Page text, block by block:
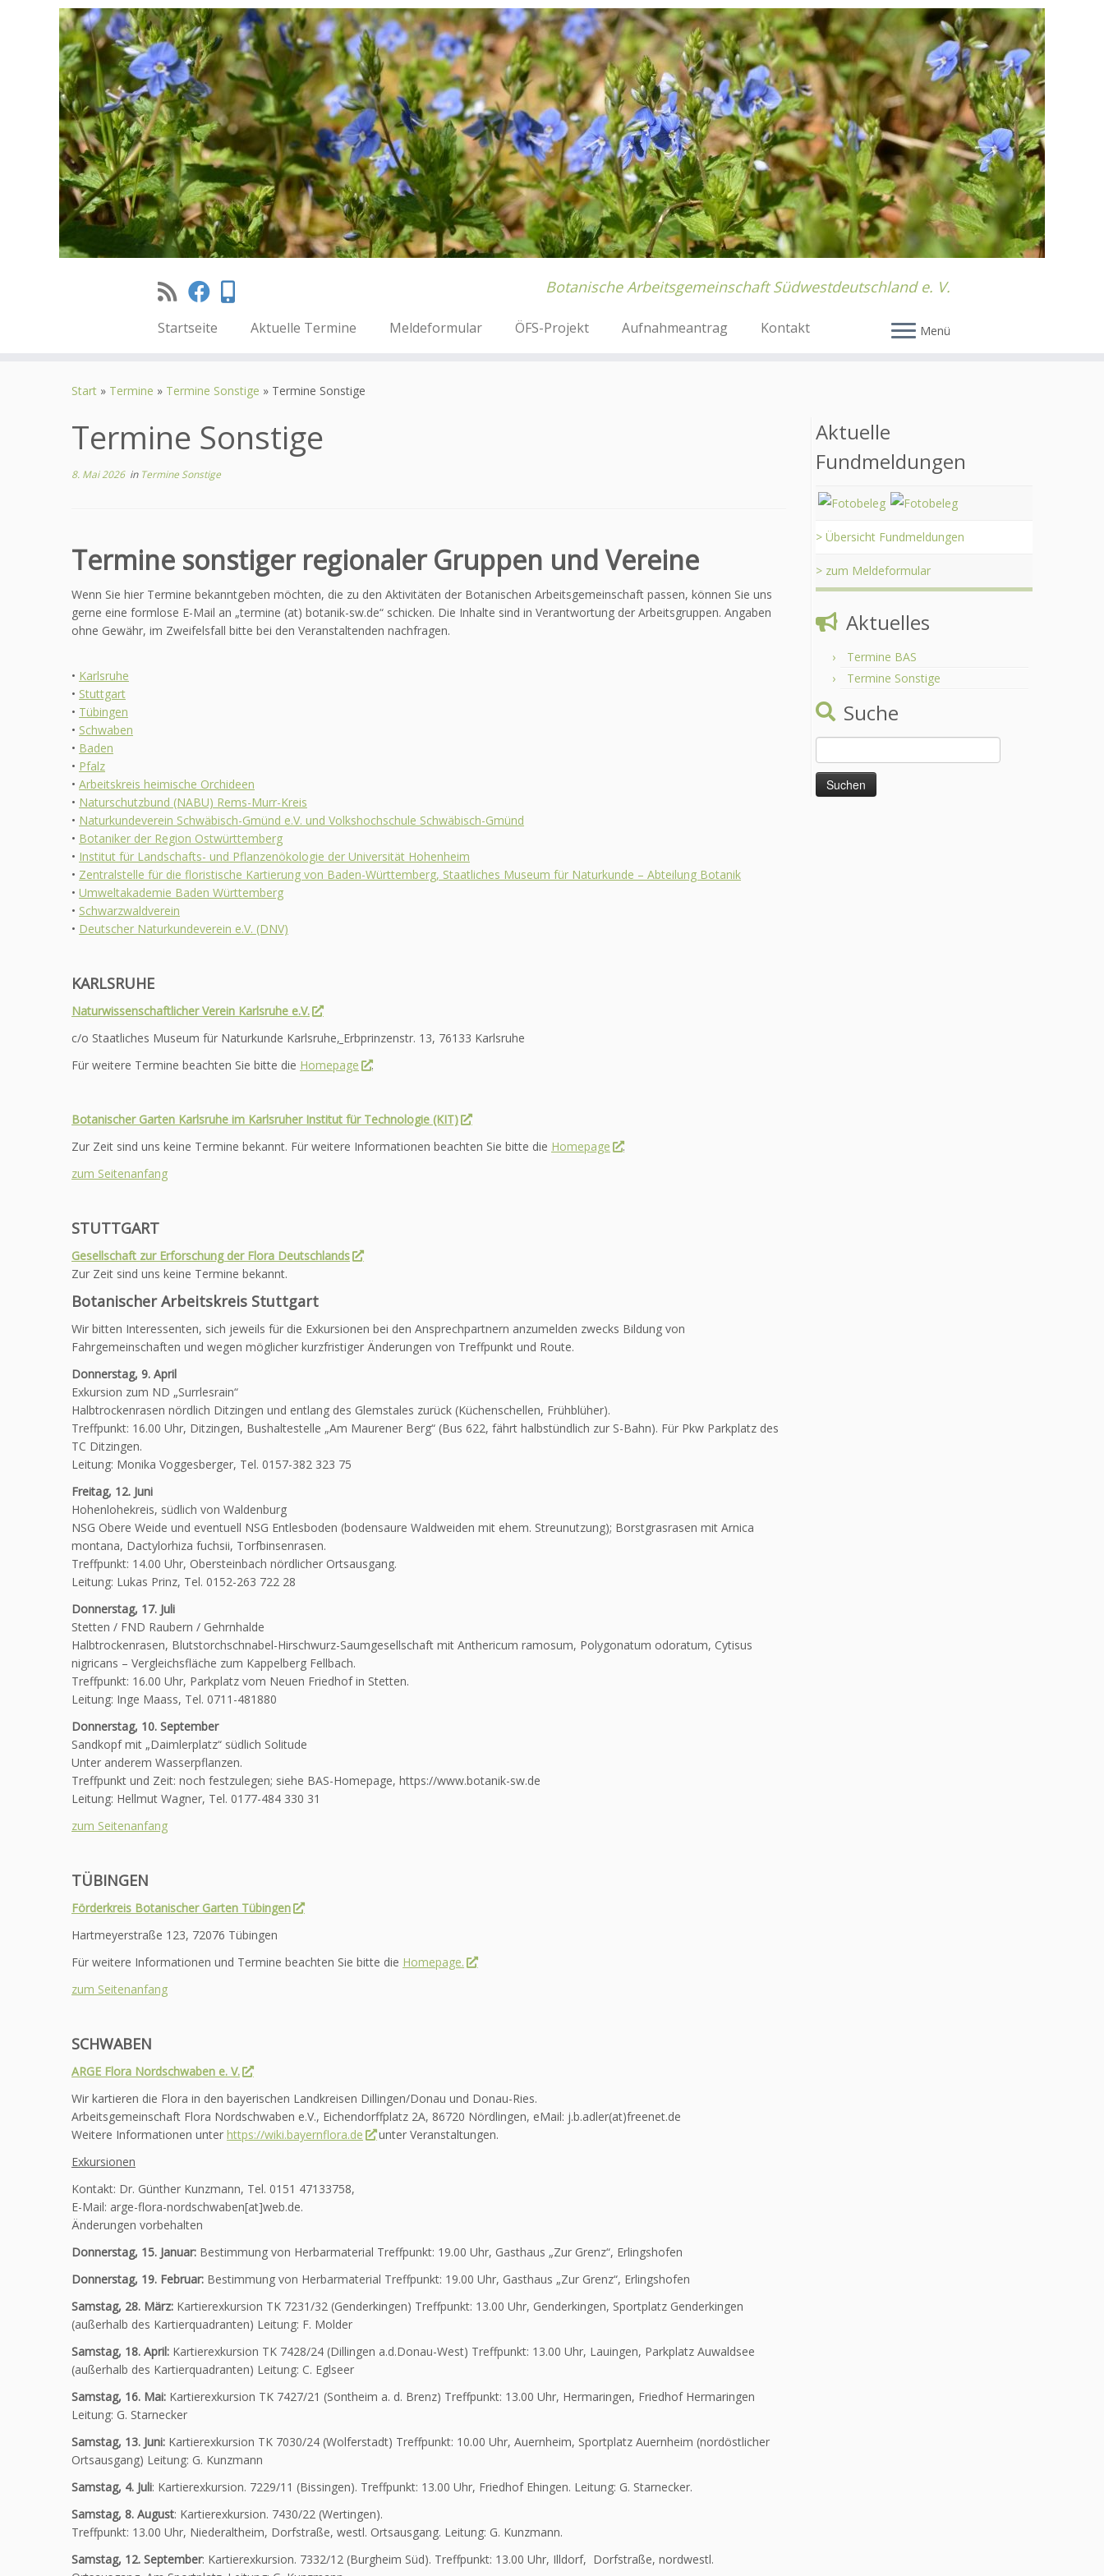
Botanische Arbeitsgemeinschaft Südwestdeutschland e. V.
Menü
Startseite Aktuelle Termine Meldeformular ÖFS-Projekt Aufnahmeantrag Kontakt
Start » Termine » Termine Sonstige » Termine Sonstige
Termine Sonstige
8. Mai 2026in Termine Sonstige
Termine sonstiger regionaler Gruppen und Vereine
Wenn Sie hier Termine bekanntgeben möchten, die zu den Aktivitäten der Botanischen Arbeitsgemeinschaft passen, können Sie uns
gerne eine formlose E-Mail an „termine (at) botanik-sw.de“ schicken. Die Inhalte sind in Verantwortung der Arbeitsgruppen. Angaben
ohne Gewähr, im Zweifelsfall bitte bei den Veranstaltenden nachfragen.
• Karlsruhe
• Stuttgart
• Tübingen
• Schwaben
• Baden
• Pfalz
• Arbeitskreis heimische Orchideen
• Naturschutzbund (NABU) Rems-Murr-Kreis
• Naturkundeverein Schwäbisch-Gmünd e.V. und Volkshochschule Schwäbisch-Gmünd
• Botaniker der Region Ostwürttemberg
• Institut für Landschafts- und Pflanzenökologie der Universität Hohenheim
• Zentralstelle für die floristische Kartierung von Baden-Württemberg, Staatliches Museum für Naturkunde – Abteilung Botanik
• Umweltakademie Baden Württemberg
• Schwarzwaldverein
• Deutscher Naturkundeverein e.V. (DNV)
KARLSRUHE
Naturwissenschaftlicher Verein Karlsruhe e.V.
c/o Staatliches Museum für Naturkunde Karlsruhe, Erbprinzenstr. 13, 76133 Karlsruhe
Für weitere Termine beachten Sie bitte die Homepage .
Botanischer Garten Karlsruhe im Karlsruher Institut für Technologie (KIT)
Zur Zeit sind uns keine Termine bekannt. Für weitere Informationen beachten Sie bitte die Homepage
.
zum Seitenanfang
STUTTGART
Gesellschaft zur Erforschung der Flora Deutschlands
Zur Zeit sind uns keine Termine bekannt.
Botanischer Arbeitskreis Stuttgart
Wir bitten Interessenten, sich jeweils für die Exkursionen bei den Ansprechpartnern anzumelden zwecks Bildung von
Fahrgemeinschaften und wegen möglicher kurzfristiger Änderungen von Treffpunkt und Route.
Donnerstag, 9. April
Exkursion zum ND „Surrlesrain“
Halbtrockenrasen nördlich Ditzingen und entlang des Glemstales zurück (Küchenschellen, Frühblüher).
Treffpunkt: 16.00 Uhr, Ditzingen, Bushaltestelle „Am Maurener Berg“ (Bus 622, fährt halbstündlich zur S-Bahn). Für Pkw Parkplatz des
TC Ditzingen.
Leitung: Monika Voggesberger, Tel. 0157-382 323 75
Freitag, 12. Juni
Hohenlohekreis, südlich von Waldenburg
NSG Obere Weide und eventuell NSG Entlesboden (bodensaure Waldweiden mit ehem. Streunutzung); Borstgrasrasen mit Arnica
montana, Dactylorhiza fuchsii, Torfbinsenrasen.
Treffpunkt: 14.00 Uhr, Obersteinbach nördlicher Ortsausgang.
Leitung: Lukas Prinz, Tel. 0152-263 722 28
Donnerstag, 17. Juli
Stetten / FND Raubern / Gehrnhalde
Halbtrockenrasen, Blutstorchschnabel-Hirschwurz-Saumgesellschaft mit Anthericum ramosum, Polygonatum odoratum, Cytisus
nigricans – Vergleichsfläche zum Kappelberg Fellbach.
Treffpunkt: 16.00 Uhr, Parkplatz vom Neuen Friedhof in Stetten.
Leitung: Inge Maass, Tel. 0711-481880
Donnerstag, 10. September
Sandkopf mit „Daimlerplatz“ südlich Solitude
Unter anderem Wasserpflanzen.
Treffpunkt und Zeit: noch festzulegen; siehe BAS-Homepage, https://www.botanik-sw.de
Leitung: Hellmut Wagner, Tel. 0177-484 330 31
zum Seitenanfang
TÜBINGEN
Förderkreis Botanischer Garten Tübingen
Hartmeyerstraße 123, 72076 Tübingen
Für weitere Informationen und Termine beachten Sie bitte die Homepage.
zum Seitenanfang
SCHWABEN
ARGE Flora Nordschwaben e. V.
Wir kartieren die Flora in den bayerischen Landkreisen Dillingen/Donau und Donau-Ries.
Arbeitsgemeinschaft Flora Nordschwaben e.V., Eichendorffplatz 2A, 86720 Nördlingen, eMail: j.b.adler(at)freenet.de
Weitere Informationen unter https://wiki.bayernflora.de
unter Veranstaltungen.
Exkursionen
Kontakt: Dr. Günther Kunzmann, Tel. 0151 47133758,
E-Mail: arge-flora-nordschwaben[at]web.de.
Änderungen vorbehalten
Donnerstag, 15. Januar: Bestimmung von Herbarmaterial Treffpunkt: 19.00 Uhr, Gasthaus „Zur Grenz“, Erlingshofen
Donnerstag, 19. Februar: Bestimmung von Herbarmaterial Treffpunkt: 19.00 Uhr, Gasthaus „Zur Grenz“, Erlingshofen
Samstag, 28. März: Kartierexkursion TK 7231/32 (Genderkingen) Treffpunkt: 13.00 Uhr, Genderkingen, Sportplatz Genderkingen
(außerhalb des Kartierquadranten) Leitung: F. Molder
Samstag, 18. April: Kartierexkursion TK 7428/24 (Dillingen a.d.Donau-West) Treffpunkt: 13.00 Uhr, Lauingen, Parkplatz Auwaldsee
(außerhalb des Kartierquadranten) Leitung: C. Eglseer
Samstag, 16. Mai: Kartierexkursion TK 7427/21 (Sontheim a. d. Brenz) Treffpunkt: 13.00 Uhr, Hermaringen, Friedhof Hermaringen
Leitung: G. Starnecker
Samstag, 13. Juni: Kartierexkursion TK 7030/24 (Wolferstadt) Treffpunkt: 10.00 Uhr, Auernheim, Sportplatz Auernheim (nordöstlicher
Ortsausgang) Leitung: G. Kunzmann
Samstag, 4. Juli: Kartierexkursion. 7229/11 (Bissingen). Treffpunkt: 13.00 Uhr, Friedhof Ehingen. Leitung: G. Starnecker.
Samstag, 8. August: Kartierexkursion. 7430/22 (Wertingen).
Treffpunkt: 13.00 Uhr, Niederaltheim, Dorfstraße, westl. Ortsausgang. Leitung: G. Kunzmann.
Samstag, 12. September: Kartierexkursion. 7332/12 (Burgheim Süd). Treffpunkt: 13.00 Uhr, Illdorf, Dorfstraße, nordwestl.
Aktuelle
Fundmeldungen
> Übersicht Fundmeldungen
> zum Meldeformular
Aktuelles
Termine BAS
Termine Sonstige
Suche
Suchen
nach: